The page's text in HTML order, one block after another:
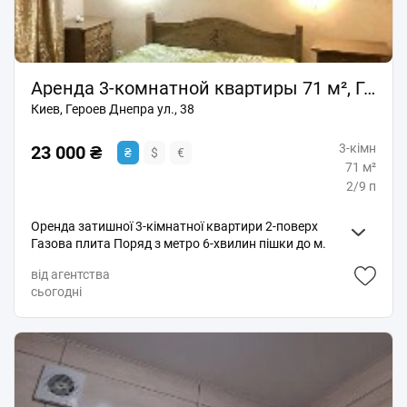
школа, дитячий садочок. Фото тільки зробили,
килими можна познімати. З тваринками не
візьмемо! В будинку 1 ліфт, при відключенні світла є
вода, опалення. 16000грн+ком. послуги Комісія 50%
Аренда 3-комнатной квартиры 71 м², Героев Днепра ул., 38
Киев, Героев Днепра ул., 38
23 000 ₴ ₴ $ €
3-кімн
71 м²
2/9 п
Оренда затишної 3-кімнатної квартири 2-поверх
Газова плита Поряд з метро 6-хвилин пішки до м.
ремонт. Необхідна побутова техніка та меблі.
Чекаємо на охайних орендарів.
від агентства
сьогодні